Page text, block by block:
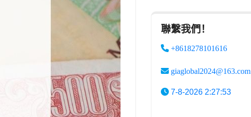
聯繫我們！
+8618278101616
giaglobal2024@163.com
7-8-2026 2:27:53